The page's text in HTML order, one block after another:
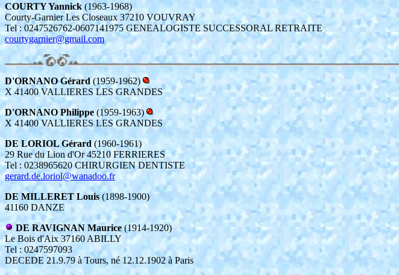
COURTY Yannick (1963-1968)
Courty-Garnier Les Closeaux 37210 VOUVRAY
Tel : 0247526762-0607141975 GENEALOGISTE SUCCESSORAL RETRAITE
courtygarnier@gmail.com
D'ORNANO Gérard (1959-1962)
X 41400 VALLIERES LES GRANDES
D'ORNANO Philippe (1959-1963)
X 41400 VALLIERES LES GRANDES
DE LORIOL Gérard(1960-1961)
29 Rue du Lion d'Or 45210 FERRIERES
Tel : 0238965620 CHIRURGIEN DENTISTE
gerard.de.loriol@wanadoo.fr
DE MILLERET Louis (1898-1900)
41160 DANZE
DE RAVIGNAN Maurice(1914-1920)
Le Bois d'Aix 37160 ABILLY
Tel : 0247597093
DECEDE 21.9.79 à Tours, né 12.12.1902 à Paris